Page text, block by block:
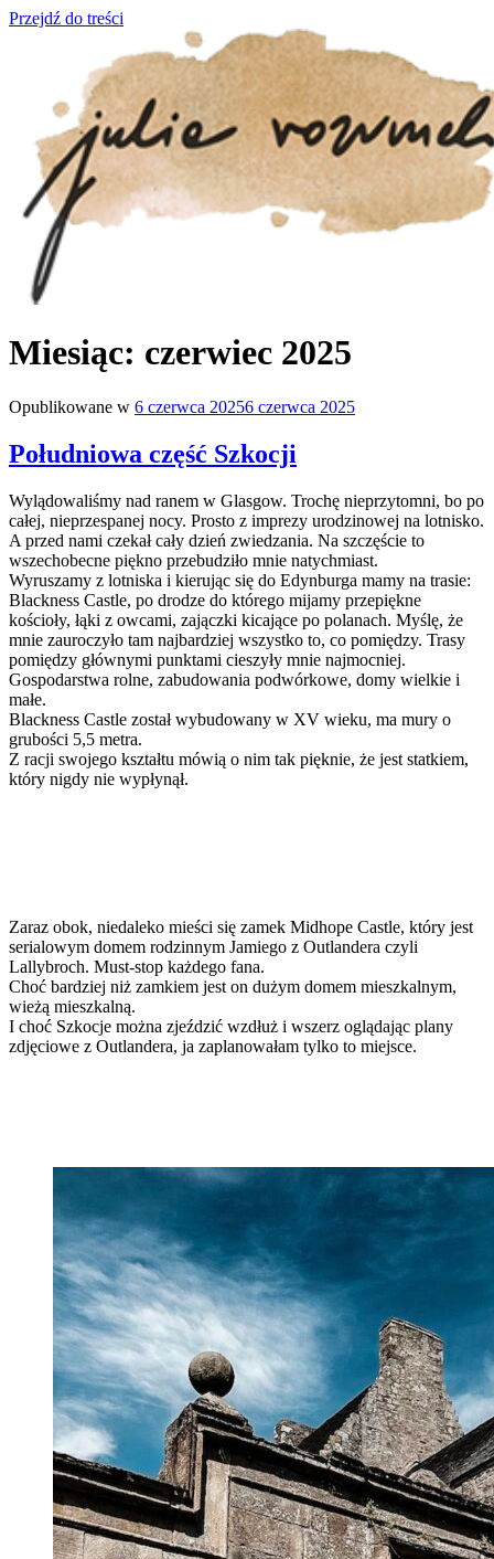
Przejdź do treści
julia rozumek
o życiu i szukaniu w nim szczęścia
Miesiąc: czerwiec 2025
Opublikowane w 6 czerwca 20256 czerwca 2025
Południowa część Szkocji
Wylądowaliśmy nad ranem w Glasgow. Trochę nieprzytomni, bo po
całej, nieprzespanej nocy. Prosto z imprezy urodzinowej na lotnisko.
A przed nami czekał cały dzień zwiedzania. Na szczęście to
wszechobecne piękno przebudziło mnie natychmiast.
Wyruszamy z lotniska i kierując się do Edynburga mamy na trasie:
Blackness Castle, po drodze do którego mijamy przepiękne
kościoły, łąki z owcami, zajączki kicające po polanach. Myślę, że
mnie zauroczyło tam najbardziej wszystko to, co pomiędzy. Trasy
pomiędzy głównymi punktami cieszyły mnie najmocniej.
Gospodarstwa rolne, zabudowania podwórkowe, domy wielkie i
małe.
Blackness Castle został wybudowany w XV wieku, ma mury o
grubości 5,5 metra.
Z racji swojego kształtu mówią o nim tak pięknie, że jest statkiem,
który nigdy nie wypłynął.
Zaraz obok, niedaleko mieści się zamek Midhope Castle, który jest
serialowym domem rodzinnym Jamiego z Outlandera czyli
Lallybroch. Must-stop każdego fana.
Choć bardziej niż zamkiem jest on dużym domem mieszkalnym,
wieżą mieszkalną.
I choć Szkocje można zjeździć wzdłuż i wszerz oglądając plany
zdjęciowe z Outlandera, ja zaplanowałam tylko to miejsce.